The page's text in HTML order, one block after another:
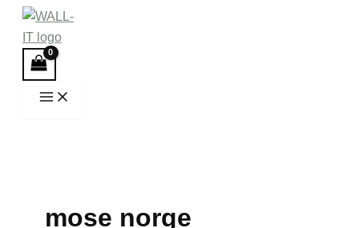
Hopp
innholdet
mose norge